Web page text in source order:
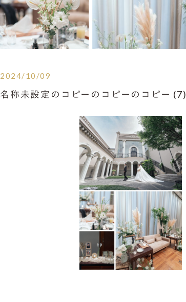
2024/10/09
名称未設定のコピーのコピーのコピー (7)